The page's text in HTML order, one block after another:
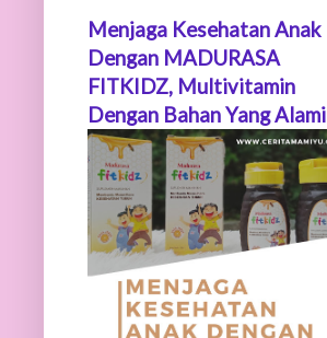
Menjaga Kesehatan Anak
Dengan MADURASA
FITKIDZ, Multivitamin
Dengan Bahan Yang Alami